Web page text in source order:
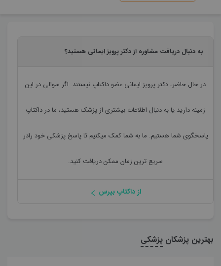
به دنبال دریافت مشاوره از دکتر پرویز ایمانی هستید؟
در حال حاضر، دکتر پرویز ایمانی عضو داکتاپ نیستند. اگر سوالی در این
زمینه دارید یا به دنبال اطلاعات بیشتری از پزشک هستید، ما در داکتاپ
پاسخگوی شما هستیم. ما به شما کمک میکنیم تا پاسخ پزشکی خود رادر
سریع ترین زمان ممکن دریافت کنید.
از داکتاپ بپرس
بهترین پزشکان پزشکی